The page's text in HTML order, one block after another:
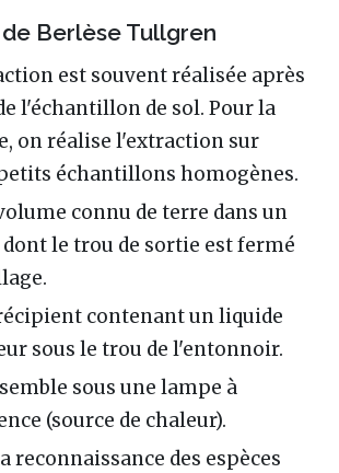
Berlèse Tullgren
est souvent réalisée après
l'échantillon de sol. Pour la
on réalise l'extraction sur
échantillons homogènes.
connu de terre dans un
le trou de sortie est fermé
contenant un liquide
sous le trou de l'entonnoir.
sous une lampe à
(source de chaleur).
reconnaissance des espèces